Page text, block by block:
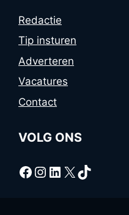
Redactie
Tip insturen
Adverteren
Vacatures
Contact
VOLG ONS
Facebook
Instagram
LinkedIn
X TikTok